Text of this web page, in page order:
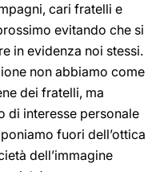
cari fratelli e
evitando che si
in evidenza noi stessi.
non abbiamo come
dei fratelli, ma
di interesse personale
fuori dell’ottica
dell’immagine